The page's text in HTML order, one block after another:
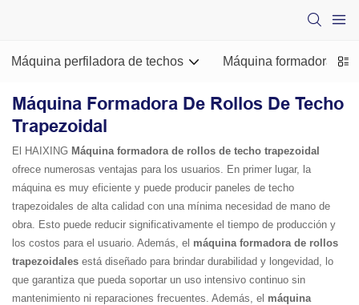
Máquina perfiladora de techos Máquina formadora de
Máquina Formadora De Rollos De Techo
Trapezoidal
El HAIXING Máquina formadora de rollos de techo trapezoidal
ofrece numerosas ventajas para los usuarios. En primer lugar, la
máquina es muy eficiente y puede producir paneles de techo
trapezoidales de alta calidad con una mínima necesidad de mano de
obra. Esto puede reducir significativamente el tiempo de producción y
los costos para el usuario. Además, el máquina formadora de rollos
trapezoidales está diseñado para brindar durabilidad y longevidad, lo
que garantiza que pueda soportar un uso intensivo continuo sin
mantenimiento ni reparaciones frecuentes. Además, el máquina